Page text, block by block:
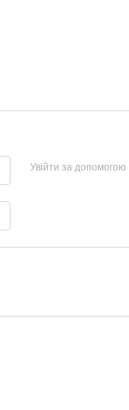
Увійти за допомогою